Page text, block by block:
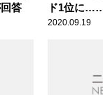
答
ド1位に
情が高まっ
2020.09.19